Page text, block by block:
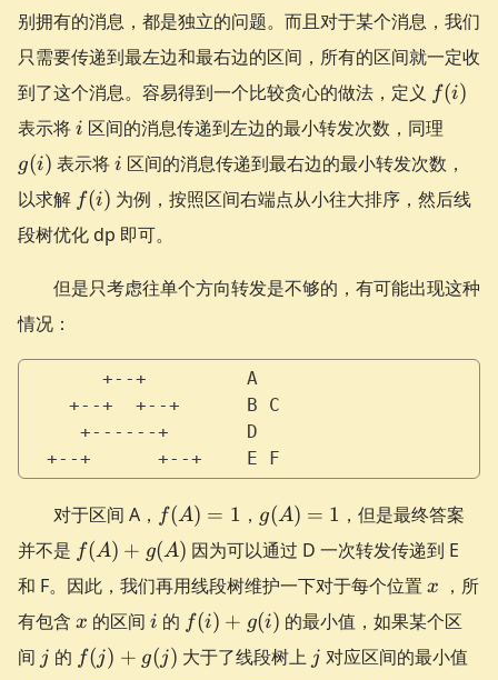
别拥有的消息，都是独立的问题。而且对于某个消息，我们
只需要传递到最左边和最右边的区间，所有的区间就一定收
到了这个消息。容易得到一个比较贪心的做法，定义 f(i)
f(i)
表示将i
i 区间的消息传递到左边的最小转发次数，同理
g(i) 表示将i
i 区间的消息传递到最右边的最小转发次数，
以求解 f(i)
f(i) 为例，按照区间右端点从小往大排序，然后线
段树优化 dp 即可。
但是只考虑往单个方向转发是不够的，有可能出现这种
情况：
       +--+         A
    +--+  +--+      B C
     +------+       D
  +--+      +--+    E F
对于区间 A， f(A)
= 1
f(A) = 1 ， g(A)
= 1
g(A) = 1 ，但是最终答案
并不是 f(A)
g(A)
f(A) + g(A) 因为可以通过 D 一次转发传递到 E
和 F。因此，我们再用线段树维护一下对于每个位置 x
x
，所
有包含 x
x 的区间 i
i 的 f(i)
g(i)
f(i) + g(i) 的最小值，如果某个区
间 jj 的 f(j)
f(j) + g(j) 大于了线段树上 jj 对应区间的最小值